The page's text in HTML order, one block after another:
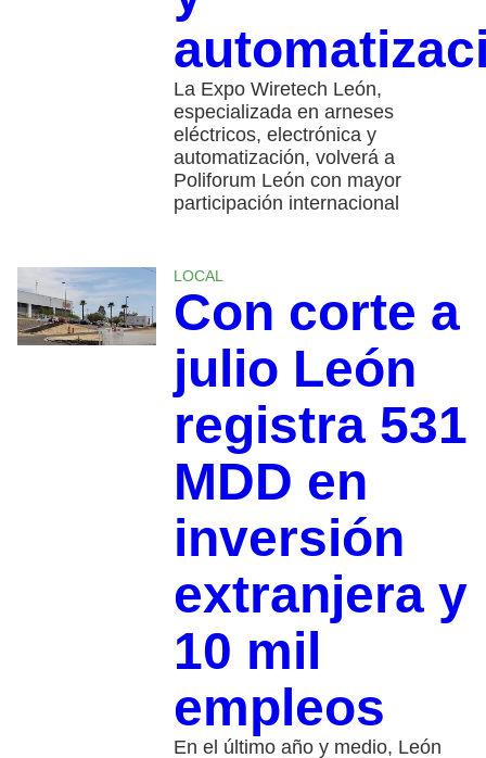
La Expo Wiretech León,
especializada en arneses
eléctricos, electrónica y
automatización, volverá a
Poliforum León con mayor
participación internacional
LOCAL
Con corte a
julio León
registra 531
MDD en
inversión
extranjera y
10 mil
empleos
En el último año y medio, León